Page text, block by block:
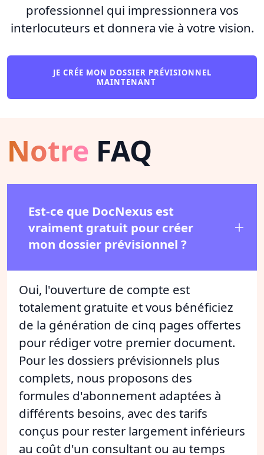
professionnel qui impressionnera vos
interlocuteurs et donnera vie à votre vision.
JE CRÉE MON DOSSIER PRÉVISIONNEL
MAINTENANT
Notre FAQ
Est-ce que DocNexus est
vraiment gratuit pour créer
mon dossier prévisionnel ?
Oui, l'ouverture de compte est
totalement gratuite et vous bénéficiez
de la génération de cinq pages offertes
pour rédiger votre premier document.
Pour les dossiers prévisionnels plus
complets, nous proposons des
formules d'abonnement adaptées à
différents besoins, avec des tarifs
conçus pour rester largement inférieurs
au coût d'un consultant ou au temps